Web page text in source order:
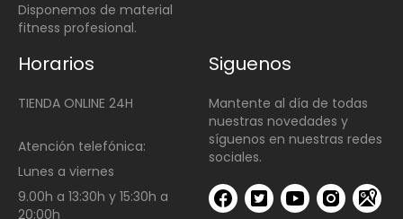
Disponemos de material
fitness profesional.
Horarios
TIENDA ONLINE 24H
Atención telefónica:
Lunes a viernes
9.00h a 13:30h y 15:30h a
20:00h
Siguenos
Mantente al día de todas
nuestras novedades y
síguenos en nuestras redes
sociales.